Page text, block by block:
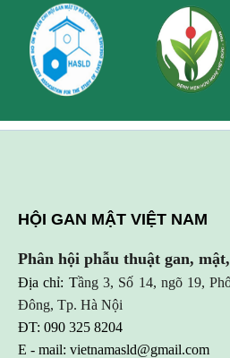
HỘI GAN MẬT VIỆT NAM
Phân hội phẫu thuật gan,
Địa chỉ: Tầng 3, Số 14, ngõ 19,
Đông, Tp. Hà Nội
ĐT: 090 325 8204
E - mail: vietnamasld@gmail.com